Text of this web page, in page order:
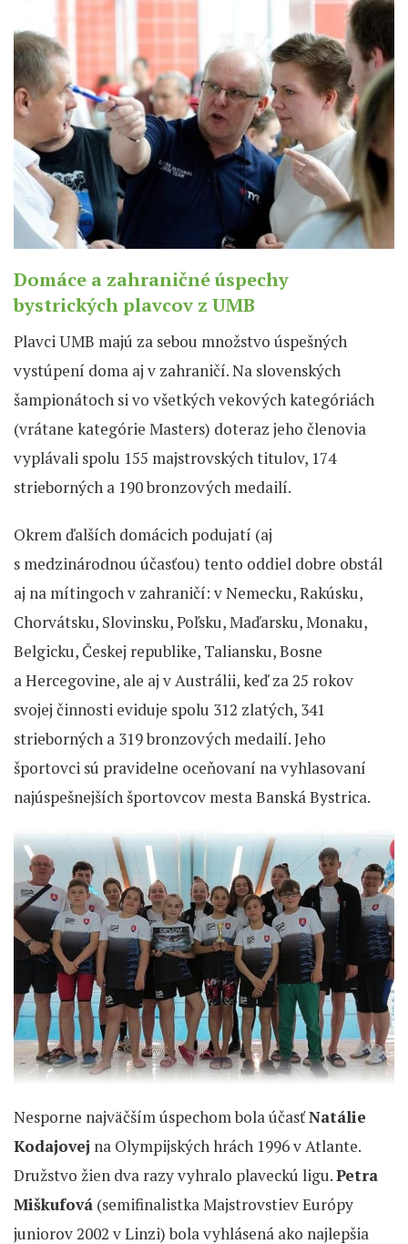
Domáce a zahraničné úspechy
bystrických plavcov z UMB
Plavci UMB majú za sebou množstvo úspešných
vystúpení doma aj v zahraničí. Na slovenských
šampionátoch si vo všetkých vekových kategóriách
(vrátane kategórie Masters) doteraz jeho členovia
vyplávali spolu 155 majstrovských titulov, 174
strieborných a 190 bronzových medailí.
Okrem ďalších domácich podujatí (aj
s medzinárodnou účasťou) tento oddiel dobre obstál
aj na mítingoch v zahraničí: v Nemecku, Rakúsku,
Chorvátsku, Slovinsku, Poľsku, Maďarsku, Monaku,
Belgicku, Českej republike, Taliansku, Bosne
a Hercegovine, ale aj v Austrálii, keď za 25 rokov
svojej činnosti eviduje spolu 312 zlatých, 341
strieborných a 319 bronzových medailí. Jeho
športovci sú pravidelne oceňovaní na vyhlasovaní
najúspešnejších športovcov mesta Banská Bystrica.
Nesporne najväčším úspechom bola účasťNatálie
Kodajovej na Olympijských hrách 1996 v Atlante.
Družstvo žien dva razy vyhralo plaveckú ligu.Petra
Miškufová (semifinalistka Majstrovstiev Európy
juniorov 2002 v Linzi) bola vyhlásená ako najlepšia